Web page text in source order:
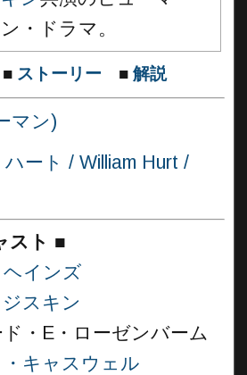
ン・ドラマ。
ストーリー ■ 解説
マン)
ート / William Hurt /
スト ■
インズ
スキン
・E・ローゼンバーム
・キャスウェル